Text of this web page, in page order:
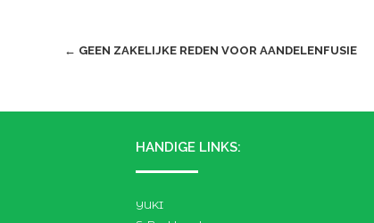
Post
← GEEN ZAKELIJKE REDEN VOOR AANDELENFUSIE
HANDIGE LINKS:
YUKI